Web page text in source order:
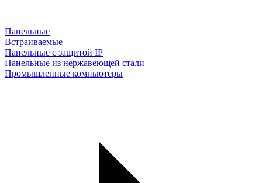
Панельные
Встраиваемые
Панельные с защитой IP
Панельные из нержавеющей стали
Промышленные компьютеры